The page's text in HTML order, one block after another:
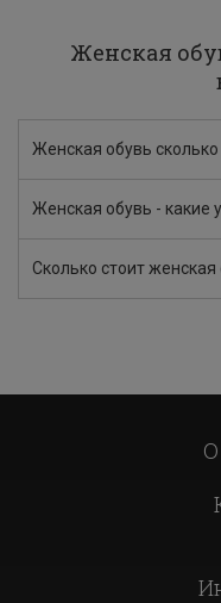
Женская
Женская обувь
Женская обувь - какие
Сколько стоит женская